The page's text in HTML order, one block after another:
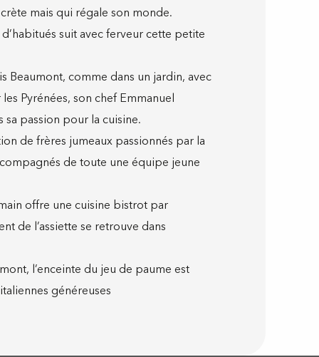
mais qui régale son monde.
suit avec ferveur cette petite
Beaumont, comme dans un jardin, avec
Pyrénées, son chef Emmanuel
passion pour la cuisine.
de frères jumeaux passionnés par la
de toute une équipe jeune
offre une cuisine bistrot par
de l’assiette se retrouve dans
l’enceinte du jeu de paume est
généreuses